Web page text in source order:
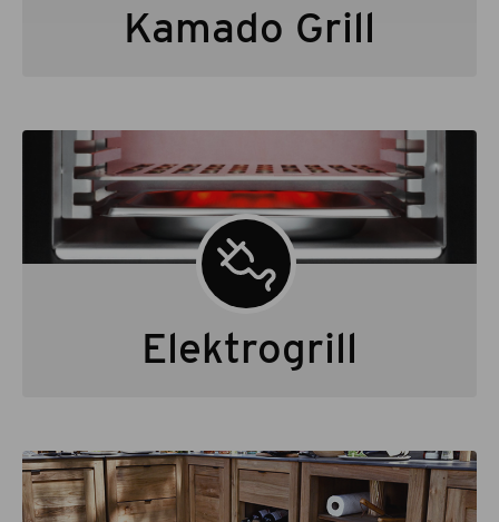
Kamado Grill
Elektrogrill